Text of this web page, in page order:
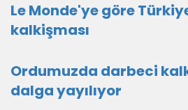
Le Monde'ye göre
kalkişması
Ordumuzda darbeci
dalga yayılıyor